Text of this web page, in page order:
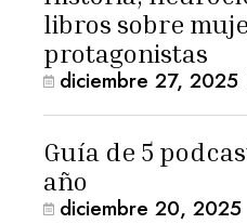
libros sobre
protagonistas
diciembre 27, 2025
Guía de 5
año
diciembre 20, 2025